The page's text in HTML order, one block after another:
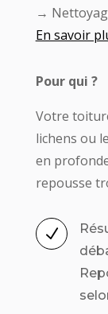
→
En savoir
Pour qui ?
Votre
lichens ou
en
repousse
N